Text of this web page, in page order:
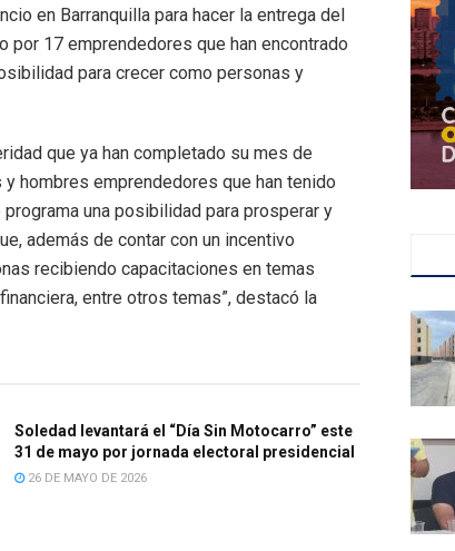
en Barranquilla para hacer la entrega del
17 emprendedores que han encontrado
para crecer como personas y
que ya han completado su mes de
hombres emprendedores que han tenido
una posibilidad para prosperar y
además de contar con un incentivo
recibiendo capacitaciones en temas
entre otros temas”, destacó la
Soledad levantará el “Día Sin Motocarro” este
31 de mayo por jornada electoral presidencial
26 DE MAYO DE 2026